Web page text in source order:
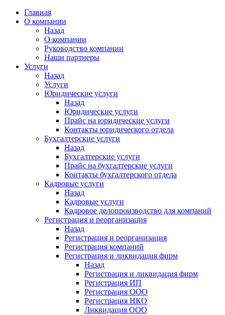
Главная
О компании
Назад
О компании
Руководство компании
Наши партнеры
Услуги
Назад
Услуги
Юридические услуги
Назад
Юридические услуги
Прайс на юридические услуги
Контакты юридического отдела
Бухгалтерские услуги
Назад
Бухгалтерские услуги
Прайс на бухгалтерские услуги
Контакты бухгалтерского отдела
Кадровые услуги
Назад
Кадровые услуги
Кадровое делопроизводство для компаний
Регистрация и реорганизация
Назад
Регистрация и реорганизация
Регистрация компаний
Регистрация и ликвидация фирм
Назад
Регистрация и ликвидация фирм
Регистрация ИП
Регистрация ООО
Регистрация НКО
Ликвидация ООО